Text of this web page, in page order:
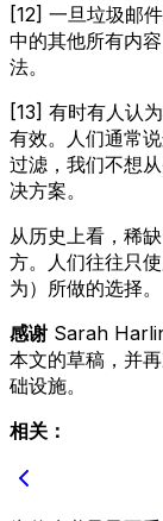
[12] 一旦垃圾邮
中的其他所有内
法。
[13] 有时有人认
有效。人们通常
过滤，我们不想
决方案。
从历史上看，稀
方。人们往往只
为）所做的选择。
感谢 Sarah
本文的草稿，并
础设施。
相关：